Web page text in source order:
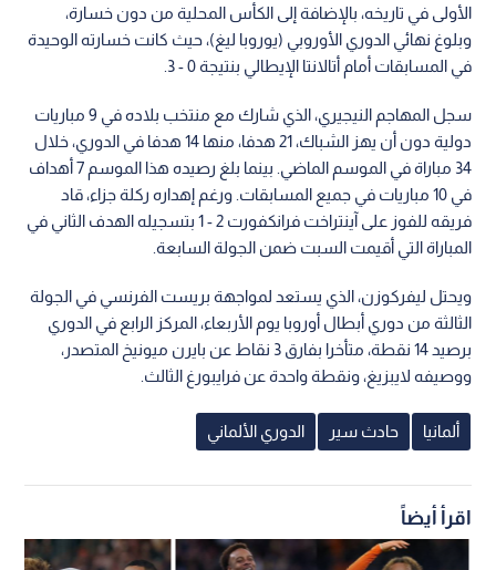
الأولى في تاريخه، بالإضافة إلى الكأس المحلية من دون خسارة،
وبلوغ نهائي الدوري الأوروبي (يوروبا ليغ)، حيث كانت خسارته الوحيدة
في المسابقات أمام أتالانتا الإيطالي بنتيجة 0 - 3.
سجل المهاجم النيجيري، الذي شارك مع منتخب بلاده في 9 مباريات
دولية دون أن يهز الشباك، 21 هدفا، منها 14 هدفا في الدوري، خلال
34 مباراة في الموسم الماضي. بينما بلغ رصيده هذا الموسم 7 أهداف
في 10 مباريات في جميع المسابقات. ورغم إهداره ركلة جزاء، قاد
فريقه للفوز على آينتراخت فرانكفورت 2 - 1 بتسجيله الهدف الثاني في
المباراة التي أقيمت السبت ضمن الجولة السابعة.
ويحتل ليفركوزن، الذي يستعد لمواجهة بريست الفرنسي في الجولة
الثالثة من دوري أبطال أوروبا يوم الأربعاء، المركز الرابع في الدوري
برصيد 14 نقطة، متأخرا بفارق 3 نقاط عن بايرن ميونيخ المتصدر،
ووصيفه لايبزيغ، ونقطة واحدة عن فرايبورغ الثالث.
ألمانيا حادث سير الدوري الألماني
اقرأ أيضاً